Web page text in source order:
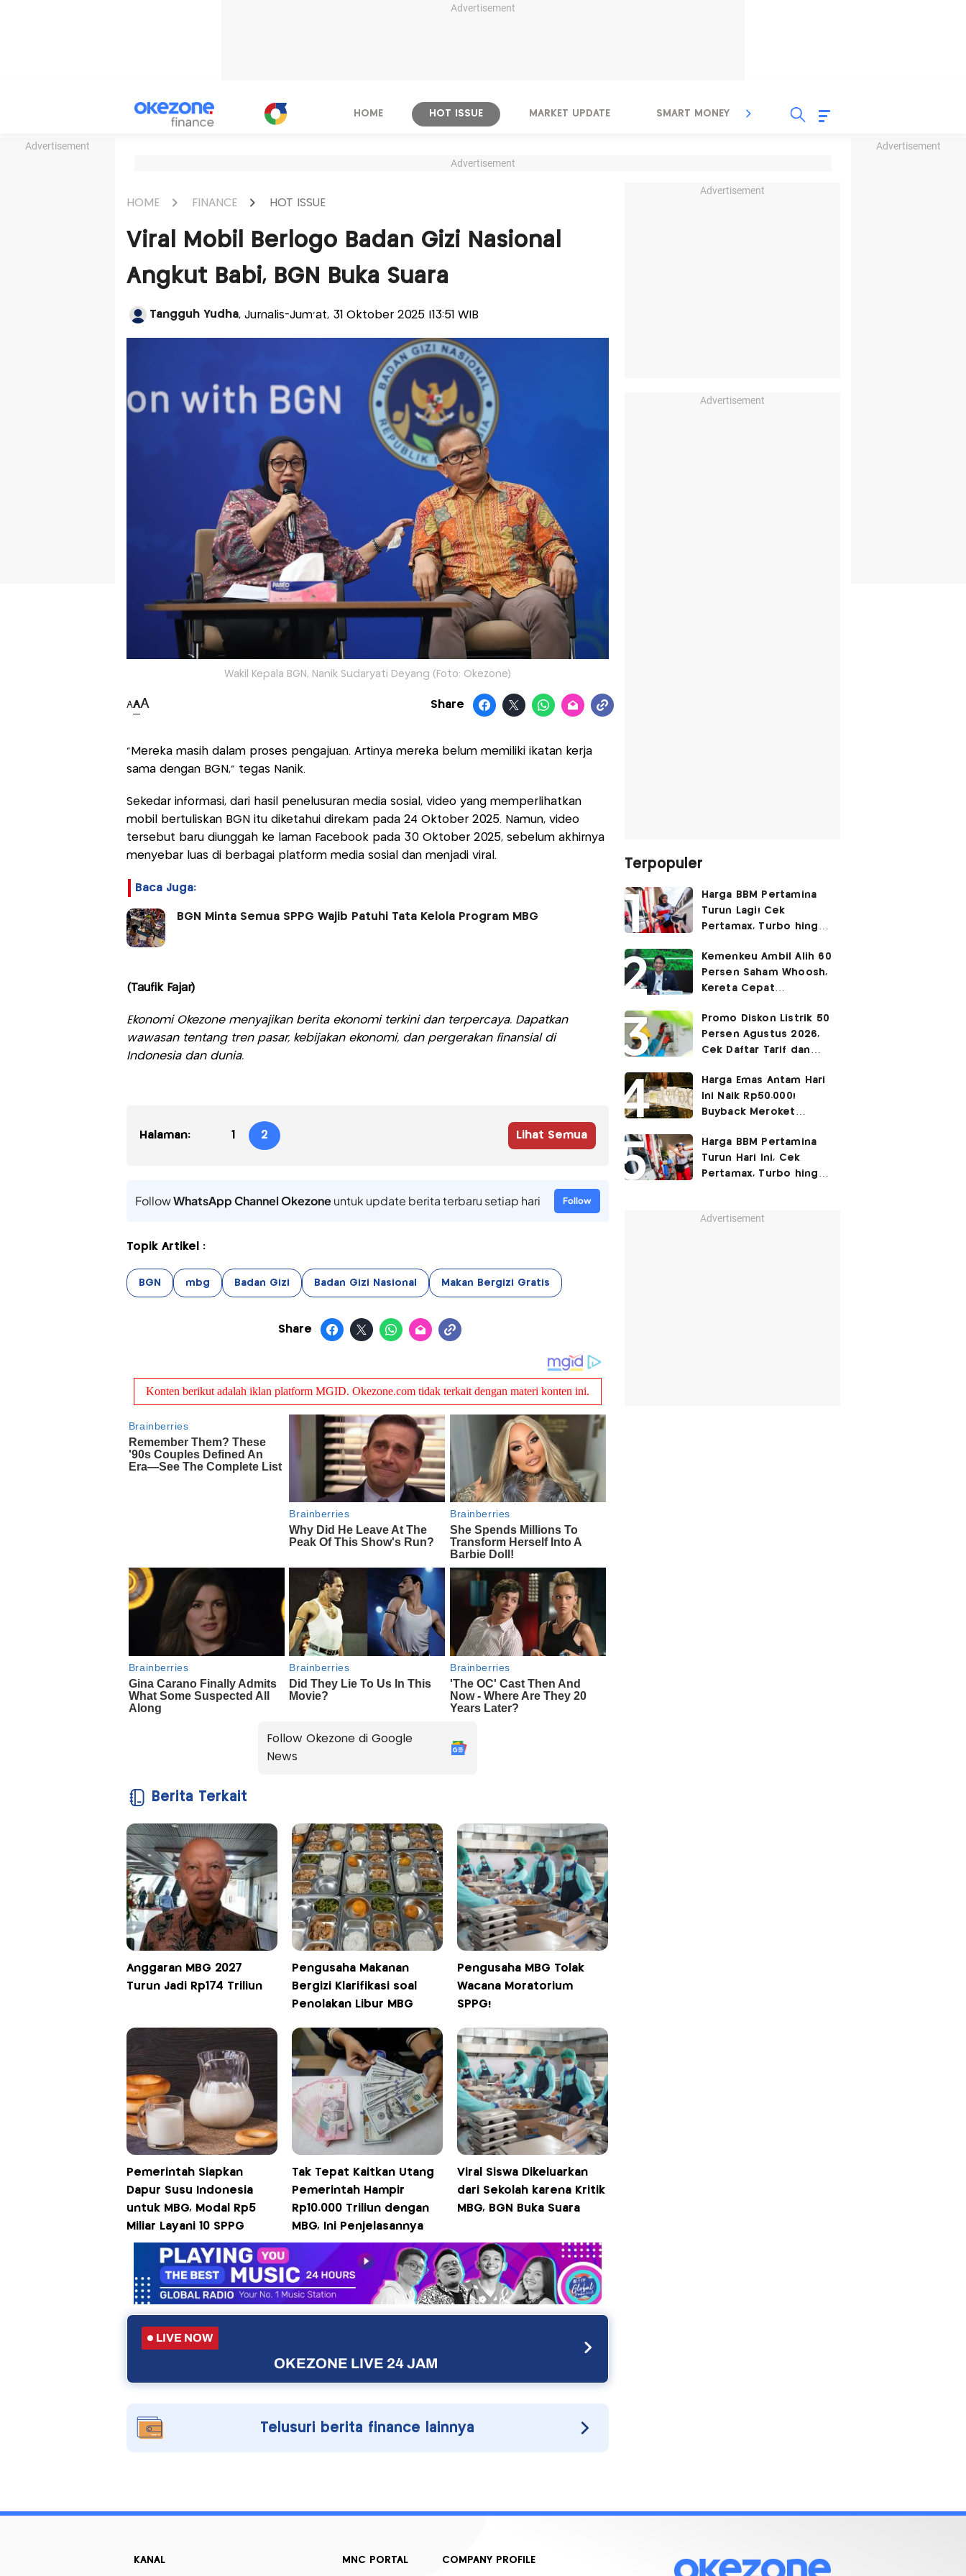
Advertisement
Advertisement Advertisement
HOME HOT ISSUE MARKET UPDATE SMART MONEY INSPIRASI BISNIS
Advertisement
HOME FINANCE HOT ISSUE
Viral Mobil Berlogo Badan Gizi Nasional
Angkut Babi, BGN Buka Suara
Tangguh Yudha, Jurnalis-Jum'at, 31 Oktober 2025 |13:51 WIB
Wakil Kepala BGN, Nanik Sudaryati Deyang (Foto: Okezone)
AAA Share
“Mereka masih dalam proses pengajuan. Artinya mereka belum memiliki ikatan kerja
sama dengan BGN,” tegas Nanik.
Sekedar informasi, dari hasil penelusuran media sosial, video yang memperlihatkan
mobil bertuliskan BGN itu diketahui direkam pada 24 Oktober 2025. Namun, video
tersebut baru diunggah ke laman Facebook pada 30 Oktober 2025, sebelum akhirnya
menyebar luas di berbagai platform media sosial dan menjadi viral.
Baca Juga:
BGN Minta Semua SPPG Wajib Patuhi Tata Kelola Program MBG
(Taufik Fajar)
Ekonomi Okezone menyajikan berita ekonomi terkini dan terpercaya. Dapatkan
wawasan tentang tren pasar, kebijakan ekonomi, dan pergerakan finansial di
Indonesia dan dunia.
Halaman: 1 2 Lihat Semua
FollowWhatsApp Channel Okezoneuntuk update berita terbaru setiap hari Follow
Topik Artikel :
BGN mbg Badan Gizi Badan Gizi Nasional Makan Bergizi Gratis
Share
Follow Okezone di Google
News
Berita Terkait
Anggaran MBG 2027
Turun Jadi Rp174 Triliun
Pengusaha Makanan
Bergizi Klarifikasi soal
Penolakan Libur MBG
Pengusaha MBG Tolak
Wacana Moratorium
SPPG!
Pemerintah Siapkan
Dapur Susu Indonesia
untuk MBG, Modal Rp5
Miliar Layani 10 SPPG
Tak Tepat Kaitkan Utang
Pemerintah Hampir
Rp10.000 Triliun dengan
MBG, Ini Penjelasannya
Viral Siswa Dikeluarkan
dari Sekolah karena Kritik
MBG, BGN Buka Suara
LIVE NOW
OKEZONE LIVE 24 JAM
Telusuri berita finance lainnya
Advertisement
Advertisement
Terpopuler
Harga BBM Pertamina
Turun Lagi! Cek
Pertamax, Turbo hingga
Agustus 2026
Kemenkeu Ambil Alih 60
Persen Saham Whoosh,
Kereta Cepat
Surabaya
Promo Diskon Listrik 50
Persen Agustus 2026,
Cek Daftar Tarif dan
Harga Emas Antam Hari
Ini Naik Rp50.000!
Buyback Meroket
Harga BBM Pertamina
Turun Hari Ini, Cek
Pertamax, Turbo hingga
Advertisement
KANAL MNC PORTAL COMPANY PROFILE